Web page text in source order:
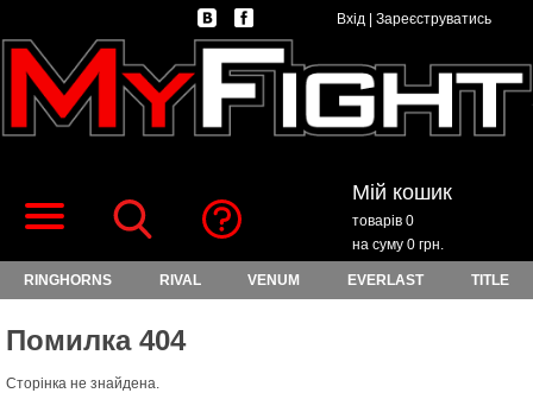
Вхід Зареєструватись
Мій кошик
товарів 0
на суму 0 грн.
RINGHORNS RIVAL VENUM EVERLAST TITLE
Помилка 404
Сторінка не знайдена.